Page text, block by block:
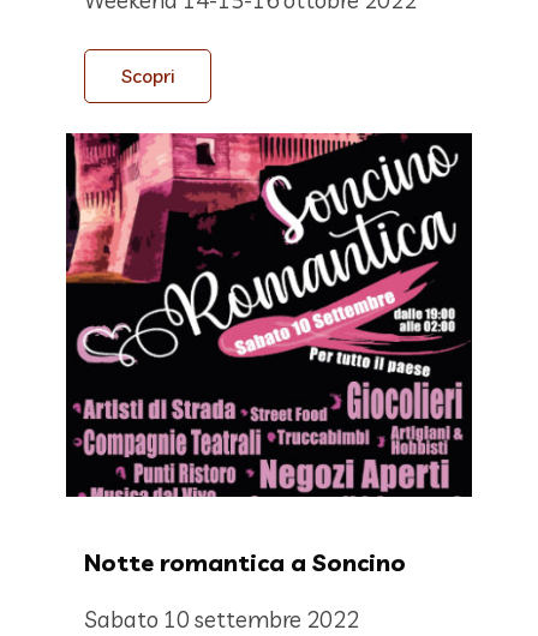
Scopri
Notte romantica a Soncino
Sabato 10 settembre 2022